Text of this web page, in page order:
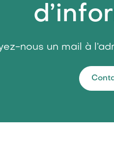
concrètes à
grand...
nous un mail à